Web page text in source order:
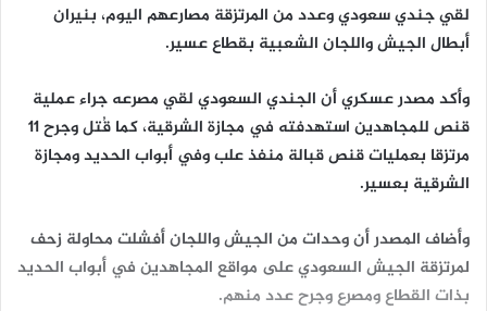
لقي جندي سعودي وعدد من المرتزقة مصارعهم اليوم، بنيران
أبطال الجيش واللجان الشعبية بقطاع عسير.
وأكد مصدر عسكري أن الجندي السعودي لقي مصرعه جراء عملية
قنص للمجاهدين استهدفته في مجازة الشرقية، كما قُتل وجرح 11
مرتزقا بعمليات قنص قبالة منفذ علب وفي أبواب الحديد ومجازة
الشرقية بعسير.
وأضاف المصدر أن وحدات من الجيش واللجان أفشلت محاولة زحف
لمرتزقة الجيش السعودي على مواقع المجاهدين في أبواب الحديد
بذات القطاع ومصرع وجرح عدد منهم.